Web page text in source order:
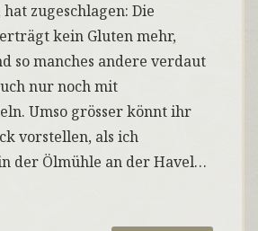
zugeschlagen: Die
kein Gluten mehr,
so manches andere verdaut
nur noch mit
Umso grösser könnt ihr
vorstellen, als ich
der Ölmühle an der Havel…